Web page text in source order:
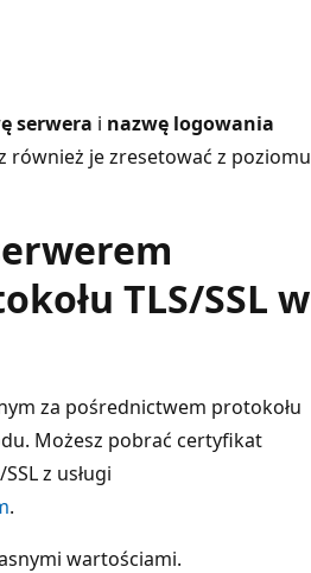
serwera i nazwę logowania
również je zresetować z poziomu
TLS/SSL w
za pośrednictwem protokołu
Możesz pobrać certyfikat
z usługi
.
wartościami.